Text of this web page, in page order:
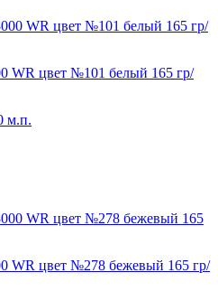
WR цвет №101 белый 165 гр/
м.п.
WR цвет №278 бежевый 165 гр/